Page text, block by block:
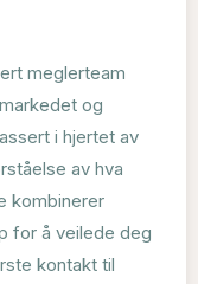
meglerteam
og
i hjertet av
av hva
kombinerer
for å veilede deg
kontakt til